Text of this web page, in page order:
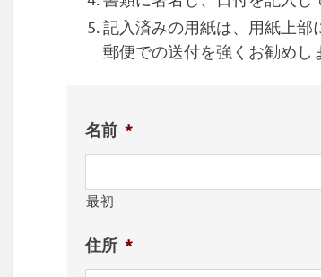
記入済みの用紙は、用紙上部
郵便での送付を強くお勧めし
名前 *
最初
住所 *